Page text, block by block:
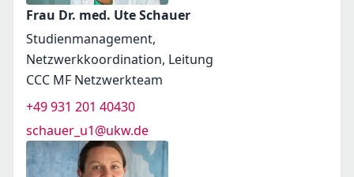
Frau Dr. med. Ute Schauer
Studienmanagement,
Netzwerkkoordination, Leitung
CCC MF Netzwerkteam
+49 931 201 40430
schauer_u1@ukw.de